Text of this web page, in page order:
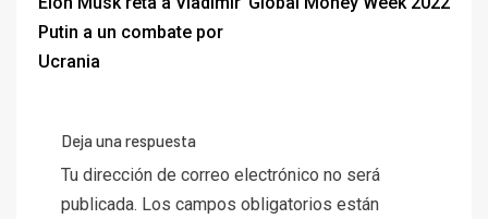
Putin a un combate por
Ucrania
Deja una respuesta
Tu dirección de correo electrónico no será
publicada. Los campos obligatorios están